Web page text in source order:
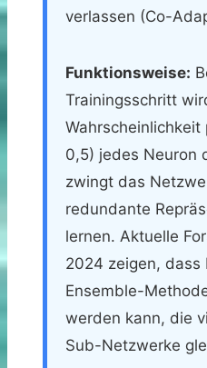
verlassen (Co-
Funktionsweise:
Trainingsschritt
0,5) jedes Neuron
zwingt das
redundante
lernen. Aktuelle
2024 zeigen, dass
Ensemble-
werden kann, die
Sub-Netzwerke